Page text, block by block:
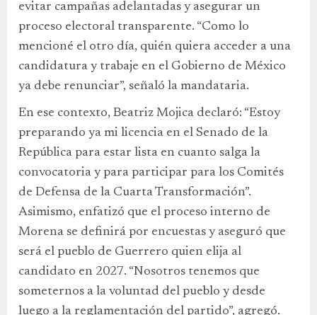
evitar campañas adelantadas y asegurar un
proceso electoral transparente. “Como lo
mencioné el otro día, quién quiera acceder a una
candidatura y trabaje en el Gobierno de México
ya debe renunciar”, señaló la mandataria.
En ese contexto, Beatriz Mojica declaró: “Estoy
preparando ya mi licencia en el Senado de la
República para estar lista en cuanto salga la
convocatoria y para participar para los Comités
de Defensa de la Cuarta Transformación”.
Asimismo, enfatizó que el proceso interno de
Morena se definirá por encuestas y aseguró que
será el pueblo de Guerrero quien elija al
candidato en 2027. “Nosotros tenemos que
someternos a la voluntad del pueblo y desde
luego a la reglamentación del partido”, agregó.